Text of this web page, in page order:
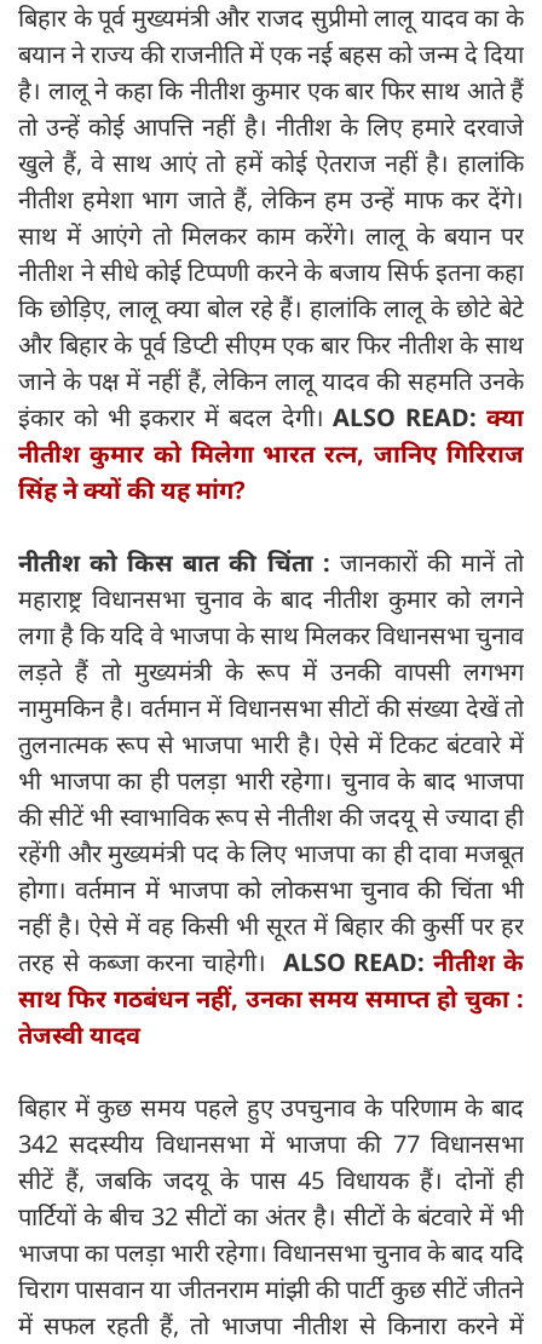
बिहार के पूर्व मुख्‍यमंत्री और राजद सुप्रीमो लालू यादव का के
बयान ने राज्य की राजनीति में एक नई बहस को जन्म दे दिया
है। लालू ने कहा कि नीतीश कुमार एक बार फिर साथ आते हैं
तो उन्हें कोई आपत्ति नहीं है। नीतीश के लिए हमारे दरवाजे
खुले हैं, वे साथ आएं तो हमें कोई ऐतराज नहीं है। हालांकि
नीतीश हमेशा भाग जाते हैं, लेकिन हम उन्हें माफ कर देंगे।
साथ में आएंगे तो मिलकर काम करेंगे। लालू के बयान पर
नीतीश ने सीधे कोई टिप्पणी करने के बजाय सिर्फ इतना कहा
कि छोड़िए, लालू क्या बोल रहे हैं। हालांकि लालू के छोटे बेटे
और बिहार के पूर्व डिप्टी सीएम एक बार फिर नीतीश के साथ
जाने के पक्ष में नहीं हैं, लेकिन लालू यादव की सहमति उनके
इंकार को भी इकरार में बदल देगी।ALSO READ:क्या
नीतीश कुमार को मिलेगा भारत रत्न, जानिए गिरिराज
सिंह ने क्यों की यह मांग?
नीतीश को किस बात की चिंता : जानकारों की मानें तो
महाराष्ट्र विधानसभा चुनाव के बाद नीतीश कुमार को लगने
लगा है कि यदि वे भाजपा के साथ मिलकर विधानसभा चुनाव
लड़ते हैं तो मुख्यमंत्री के रूप में उनकी वापसी लगभग
नामुमकिन है। वर्तमान में विधानसभा सीटों की संख्या देखें तो
तुलनात्मक रूप से भाजपा भारी है। ऐसे में टिकट बंटवारे में
भी भाजपा का ही पलड़ा भारी रहेगा। चुनाव के बाद भाजपा
की सीटें भी स्वाभाविक रूप से नीतीश की जदयू से ज्यादा ही
रहेंगी और मुख्‍यमंत्री पद के लिए भाजपा का ही दावा मजबूत
होगा। वर्तमान में भाजपा को लोकसभा चुनाव की चिंता भी
नहीं है। ऐसे में वह किसी भी सूरत में बिहार की कुर्सी पर हर
तरह से कब्जा करना चाहेगी। ALSO READ:नीतीश के
साथ फिर गठबंधन नहीं, उनका समय समाप्त हो चुका :
तेजस्वी यादव
बिहार में कुछ समय पहले हुए उपचुनाव के परिणाम के बाद
342 सदस्यीय विधानसभा में भाजपा की 77 विधानसभा
सीटें हैं, जबकि जदयू के पास 45 विधायक हैं। दोनों ही
पार्टियों के बीच 32 सीटों का अंतर है। सीटों के बंटवारे में भी
भाजपा का पलड़ा भारी रहेगा। विधानसभा चुनाव के बाद यदि
चिराग पासवान या जीतनराम मांझी की पार्टी कुछ सीटें जीतने
में सफल रहती हैं, तो भाजपा नीतीश से किनारा करने में